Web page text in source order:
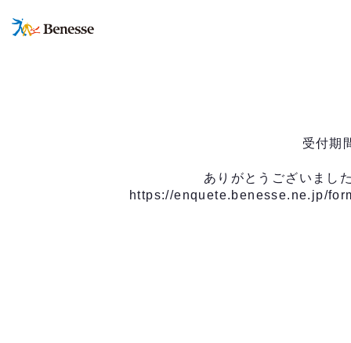
受付期
ありがとうございまし
https://enquete.benesse.ne.jp/